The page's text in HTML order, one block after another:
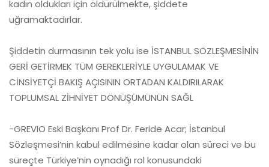
kadın oldukları için öldürülmekte, şiddete
uğramaktadırlar.
Şiddetin durmasının tek yolu ise İSTANBUL SÖZLEŞMESİNİN
GERİ GETİRMEK TÜM GEREKLERİYLE UYGULAMAK VE
CİNSİYETÇİ BAKIŞ AÇISININ ORTADAN KALDIRILARAK
TOPLUMSAL ZİHNİYET DÖNÜŞÜMÜNÜN SAĞL
-GREVIO Eski Başkanı Prof Dr. Feride Acar; İstanbul
Sözleşmesi’nin kabul edilmesine kadar olan süreci ve bu
süreçte Türkiye’nin oynadığı rol konusundaki